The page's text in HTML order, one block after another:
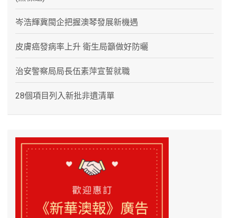
岑浩輝冀閩企把握澳琴發展新機遇
皮膚癌發病率上升 衛生局籲做好防曬
治安警察局局長伍素萍宣誓就職
28個項目列入新批非遺清單